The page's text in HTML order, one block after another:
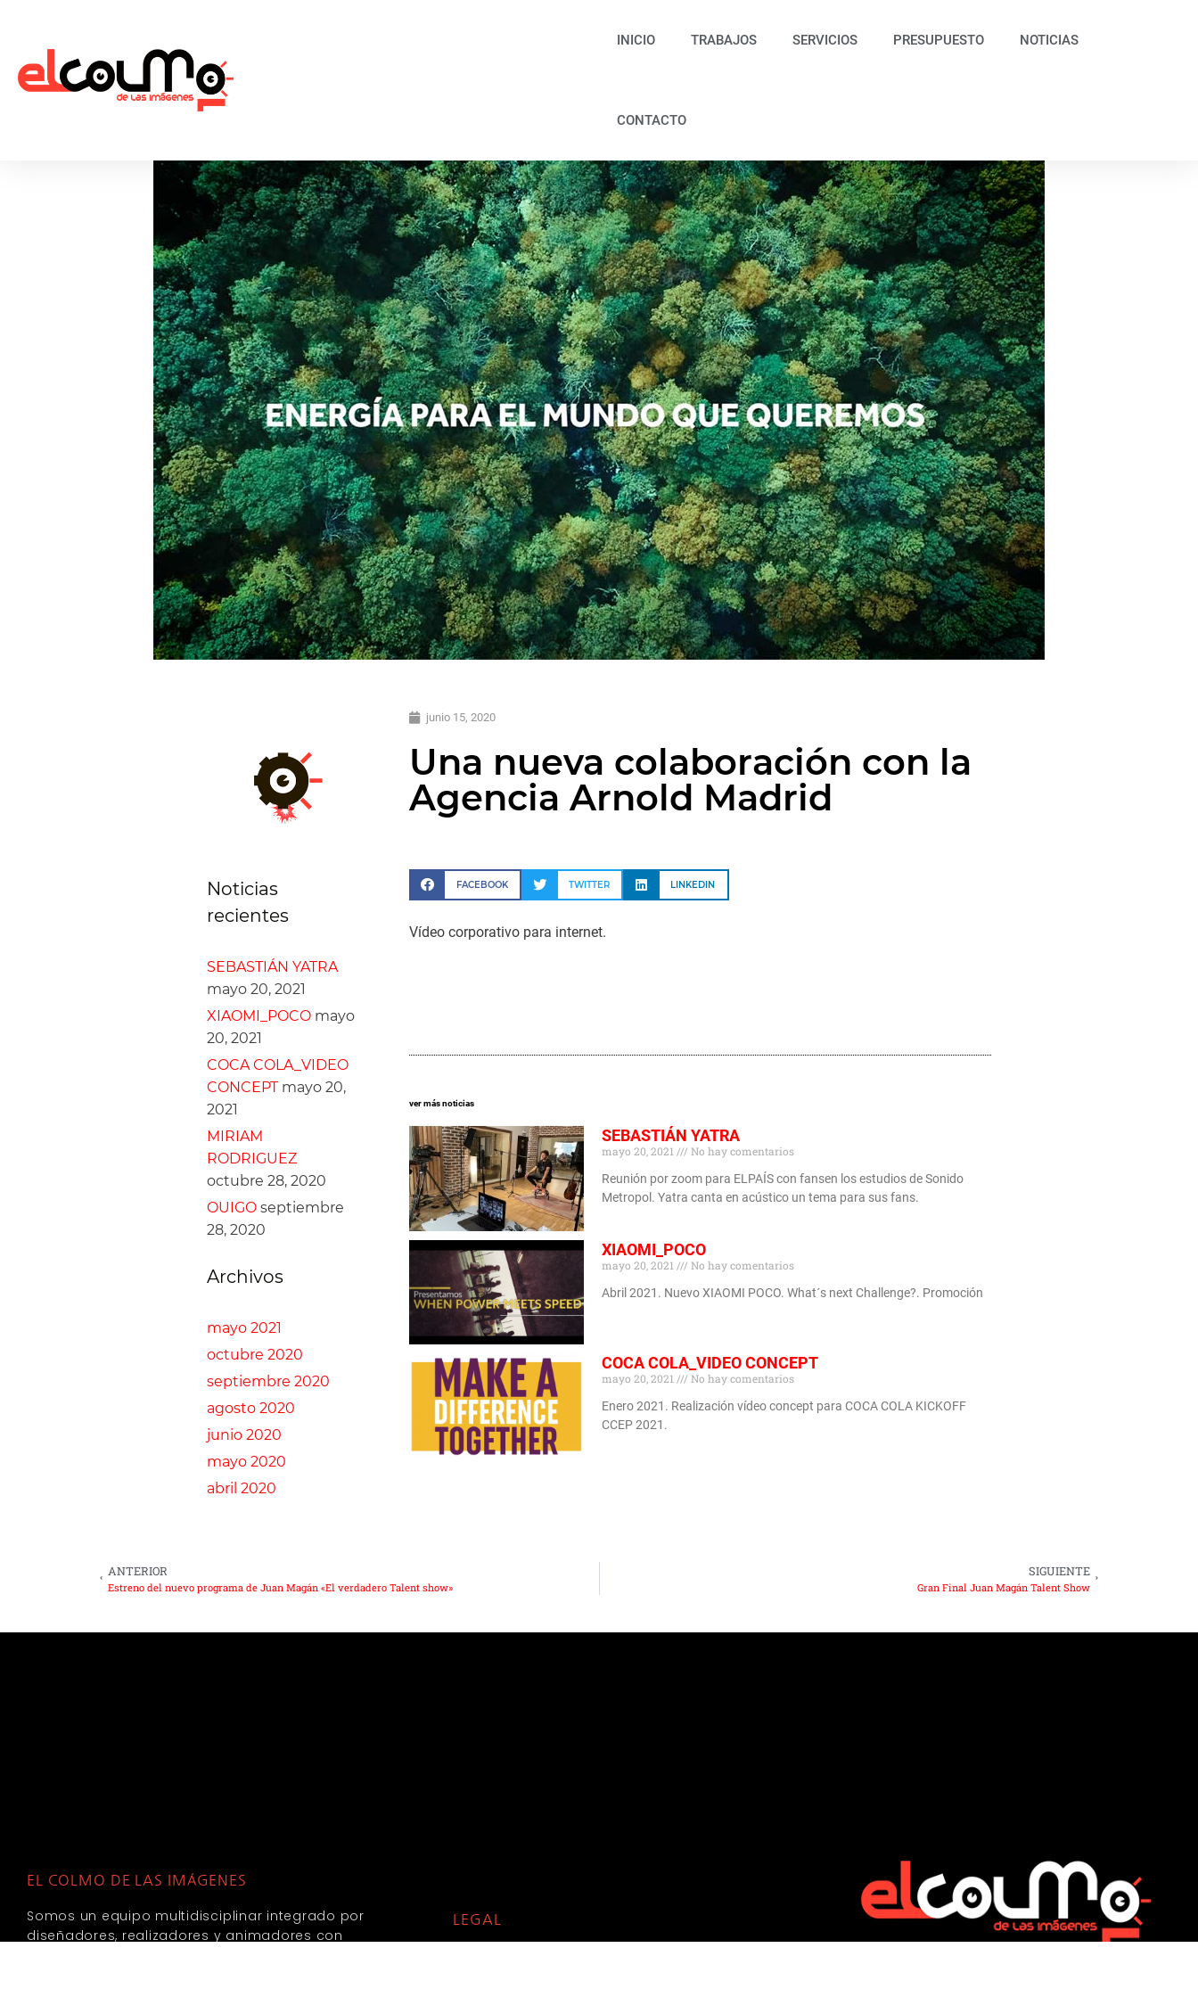
INICIO TRABAJOS SERVICIOS PRESUPUESTO NOTICIAS
CONTACTO
Noticias
recientes
SEBASTIÁN YATRA
mayo 20, 2021
XIAOMI_POCO mayo
20, 2021
COCA COLA_VIDEO
CONCEPT mayo 20,
2021
MIRIAM
RODRIGUEZ
octubre 28, 2020
OUIGO septiembre
28, 2020
Archivos
mayo 2021
octubre 2020
septiembre 2020
agosto 2020
junio 2020
mayo 2020
abril 2020
junio 15, 2020
Una nueva colaboración con la
Agencia Arnold Madrid
FACEBOOK TWITTER LINKEDIN
Vídeo corporativo para internet.
ver más noticias
SEBASTIÁN YATRA
mayo 20, 2021
No hay comentarios
Reunión por zoom para ELPAÍS con fansen los estudios de Sonido
Metropol. Yatra canta en acústico un tema para sus fans.
XIAOMI_POCO
mayo 20, 2021
No hay comentarios
Abril 2021. Nuevo XIAOMI POCO. What´s next Challenge?. Promoción
COCA COLA_VIDEO CONCEPT
mayo 20, 2021
No hay comentarios
Enero 2021. Realización vídeo concept para COCA COLA KICKOFF
CCEP 2021.
ANTERIOR
Estreno del nuevo programa de Juan Magán «El verdadero Talent show»
SIGUIENTE
Gran Final Juan Magán Talent Show
EL COLMO DE LAS IMÁGENES
Somos un equipo multidisciplinar integrado por
diseñadores, realizadores y animadores con
LEGAL